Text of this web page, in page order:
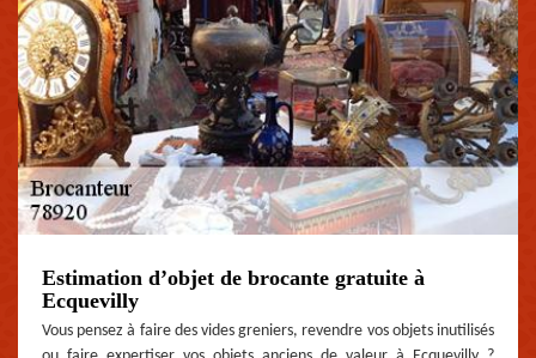
Estimation d’objet de brocante gratuite à
Ecquevilly
Vous pensez à faire des vides greniers, revendre vos objets inutilisés